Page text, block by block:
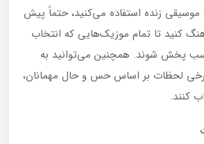
موسیقی زنده استفاده می‌کنید، حتماً پیش
کنید تا تمام موزیک‌هایی که انتخاب
پخش شوند. همچنین می‌توانید به
برخی لحظات بر اساس حس و حال مهمانان،
کنند.